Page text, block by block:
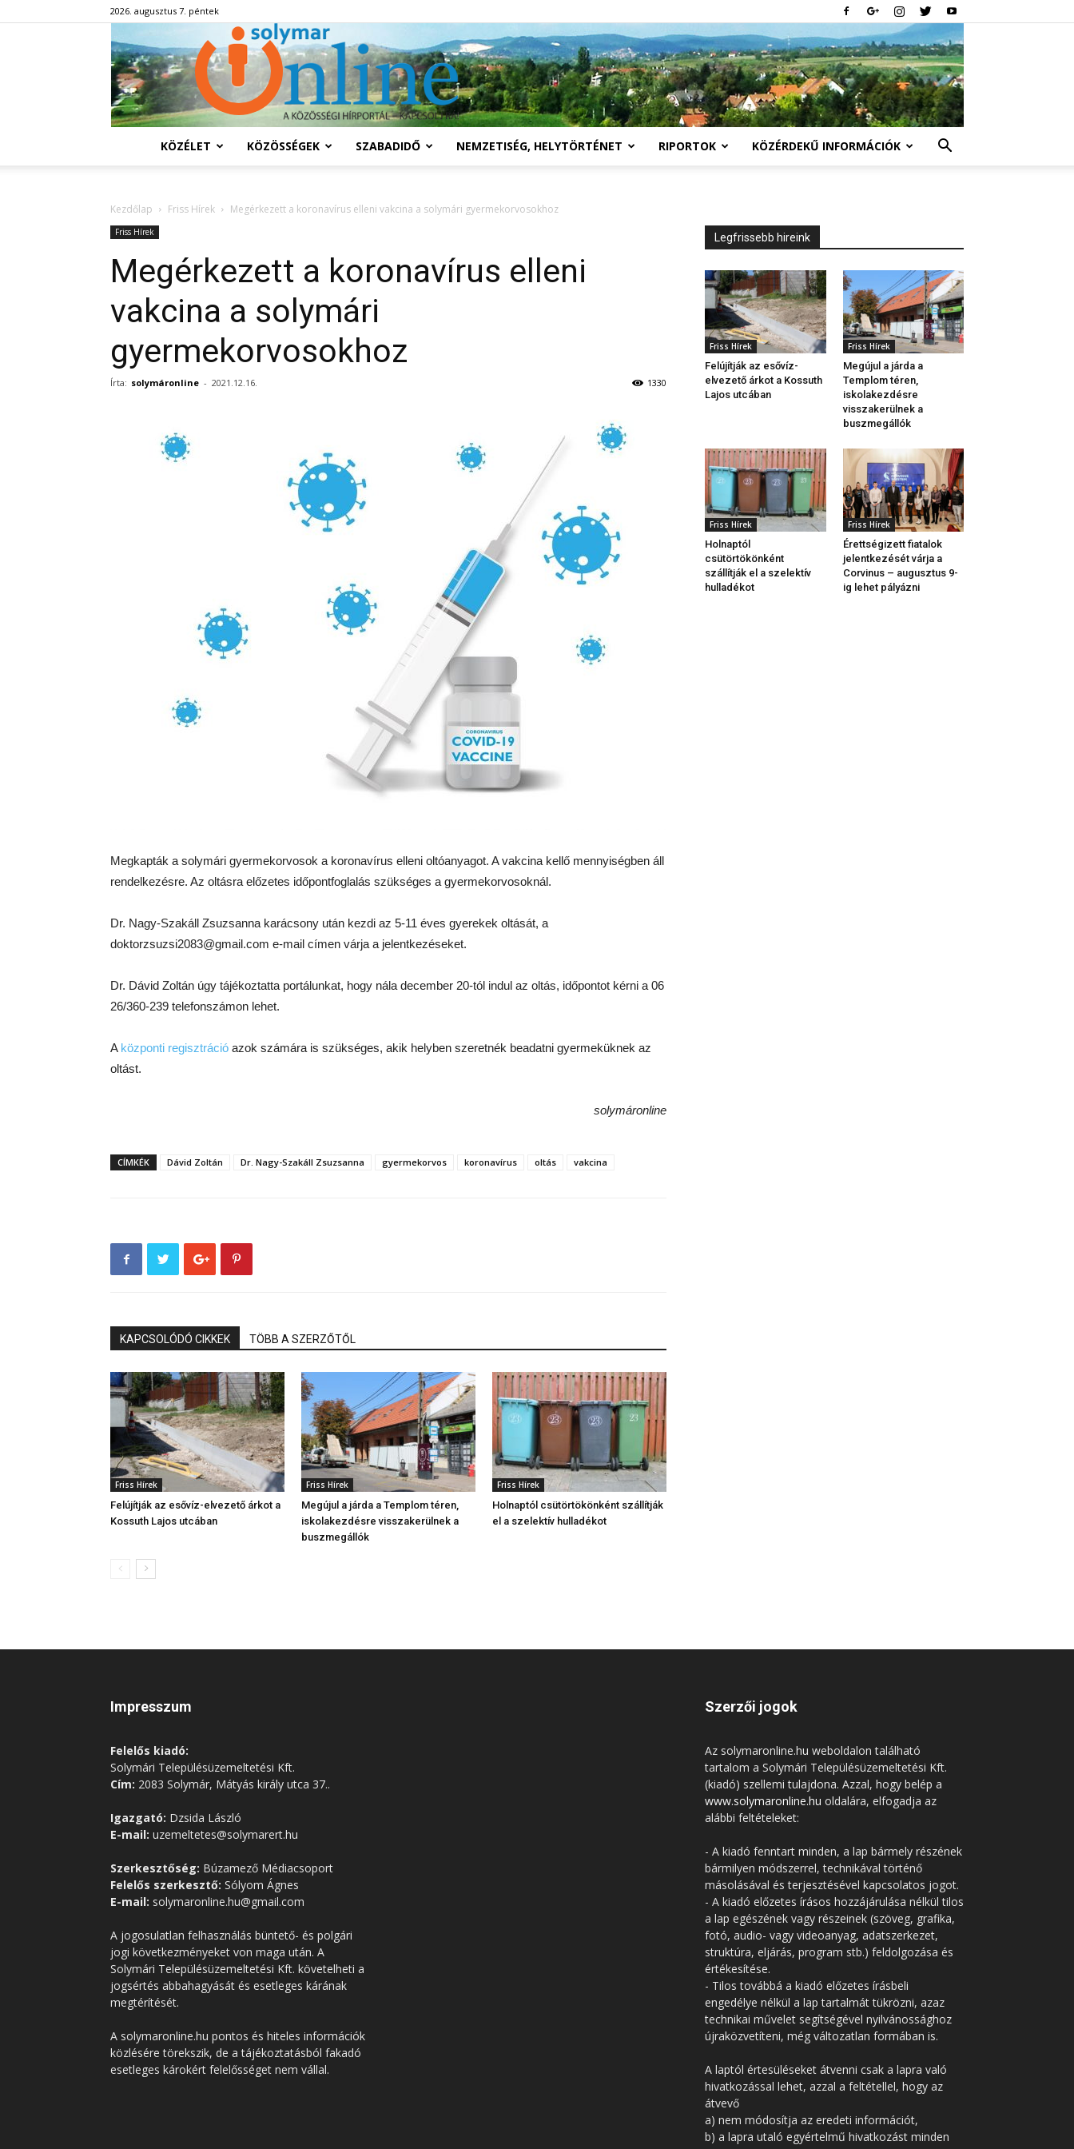
2026. augusztus 7. péntek
Solymár
KÖZÉLET KÖZÖSSÉGEK SZABADIDŐ NEMZETISÉG, HELYTÖRTÉNET RIPORTOK KÖZÉRDEKŰ INFORMÁCIÓK
Kezdőlap Friss Hírek Megérkezett a koronavírus elleni vakcina a solymári gyermekorvosokhoz
Friss Hírek
Megérkezett a koronavírus elleni
vakcina a solymári
gyermekorvosokhoz
Írta: solymáronline - 2021.12.16. 1330
Megkapták a solymári gyermekorvosok a koronavírus elleni oltóanyagot. A vakcina kellő mennyiségben áll
rendelkezésre. Az oltásra előzetes időpontfoglalás szükséges a gyermekorvosoknál.
Dr. Nagy-Szakáll Zsuzsanna karácsony után kezdi az 5-11 éves gyerekek oltását, a
doktorzsuzsi2083@gmail.com e-mail címen várja a jelentkezéseket.
Dr. Dávid Zoltán úgy tájékoztatta portálunkat, hogy nála december 20-tól indul az oltás, időpontot kérni a 06
26/360-239 telefonszámon lehet.
A központi regisztráció azok számára is szükséges, akik helyben szeretnék beadatni gyermeküknek az
oltást.
solymáronline
CÍMKÉK Dávid Zoltán Dr. Nagy-Szakáll Zsuzsanna gyermekorvos koronavírus oltás vakcina
KAPCSOLÓDÓ CIKKEK TÖBB A SZERZŐTŐL
Friss Hírek
Felújítják az esővíz-elvezető árkot a
Kossuth Lajos utcában
Friss Hírek
Megújul a járda a Templom téren,
iskolakezdésre visszakerülnek a
buszmegállók
Friss Hírek
Holnaptól csütörtökönként szállítják
el a szelektív hulladékot
Legfrissebb hireink
Friss Hírek
Felújítják az esővíz-
elvezető árkot a Kossuth
Lajos utcában
Friss Hírek
Megújul a járda a
Templom téren,
iskolakezdésre
visszakerülnek a
buszmegállók
Friss Hírek
Holnaptól
csütörtökönként
szállítják el a szelektív
hulladékot
Friss Hírek
Érettségizett fiatalok
jelentkezését várja a
Corvinus – augusztus 9-
ig lehet pályázni
Impresszum
Felelős kiadó:
Solymári Településüzemeltetési Kft.
Cím: 2083 Solymár, Mátyás király utca 37..
Igazgató: Dzsida László
E-mail: uzemeltetes@solymarert.hu
Szerkesztőség: Búzamező Médiacsoport
Felelős szerkesztő: Sólyom Ágnes
E-mail: solymaronline.hu@gmail.com
A jogosulatlan felhasználás büntető- és polgári
jogi következményeket von maga után. A
Solymári Településüzemeltetési Kft. követelheti a
jogsértés abbahagyását és esetleges kárának
megtérítését.
A solymaronline.hu pontos és hiteles információk
közlésére törekszik, de a tájékoztatásból fakadó
esetleges károkért felelősséget nem vállal.
Szerzői jogok
Az solymaronline.hu weboldalon található
tartalom a Solymári Településüzemeltetési Kft.
(kiadó) szellemi tulajdona. Azzal, hogy belép a
www.solymaronline.hu oldalára, elfogadja az
alábbi feltételeket:
- A kiadó fenntart minden, a lap bármely részének
bármilyen módszerrel, technikával történő
másolásával és terjesztésével kapcsolatos jogot.
- A kiadó előzetes írásos hozzájárulása nélkül tilos
a lap egészének vagy részeinek (szöveg, grafika,
fotó, audio- vagy videoanyag, adatszerkezet,
struktúra, eljárás, program stb.) feldolgozása és
értékesítése.
- Tilos továbbá a kiadó előzetes írásbeli
engedélye nélkül a lap tartalmát tükrözni, azaz
technikai művelet segítségével nyilvánossághoz
újraközvetíteni, még változatlan formában is.
A laptól értesüléseket átvenni csak a lapra való
hivatkozással lehet, azzal a feltétellel, hogy az
átvevő
a) nem módosítja az eredeti információt,
b) a lapra utaló egyértelmű hivatkozást minden